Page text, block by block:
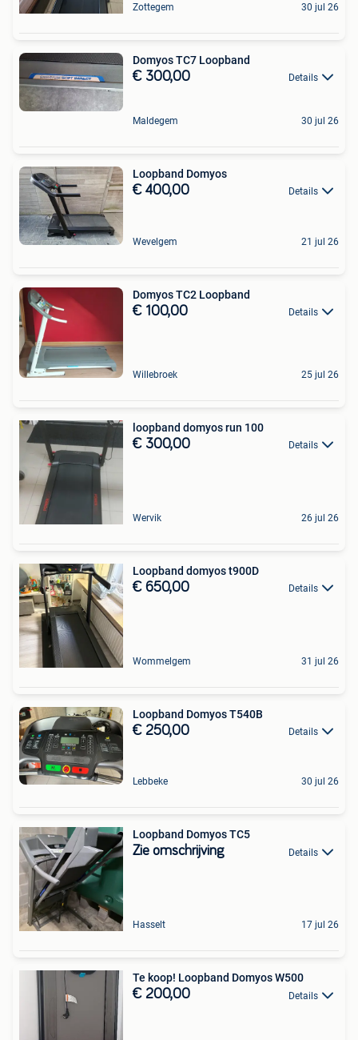
Zottegem 30 jul 26
Domyos TC7 Loopband
€ 300,00 Details
Maldegem 30 jul 26
Loopband Domyos
€ 400,00 Details
Wevelgem 21 jul 26
Domyos TC2 Loopband
€ 100,00 Details
Willebroek 25 jul 26
loopband domyos run 100
€ 300,00 Details
Wervik 26 jul 26
Loopband domyos t900D
€ 650,00 Details
Wommelgem 31 jul 26
Loopband Domyos T540B
€ 250,00 Details
Lebbeke 30 jul 26
Loopband Domyos TC5
Zie omschrijving Details
Hasselt 17 jul 26
Te koop! Loopband Domyos W500
€ 200,00 Details